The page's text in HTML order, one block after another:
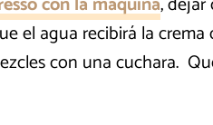
el agua recibirá la
con una cuchara.